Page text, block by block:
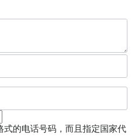
的电话号码，而且指定国家代